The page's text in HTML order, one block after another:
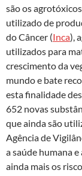
são os
utilizado de
do Câncer (Inca),
utilizados para
crescimento da
mundo e bate
esta finalidade
652 novas
que ainda são
Agência de
a saúde humana
ainda mais os